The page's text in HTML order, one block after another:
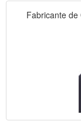
Fabricante